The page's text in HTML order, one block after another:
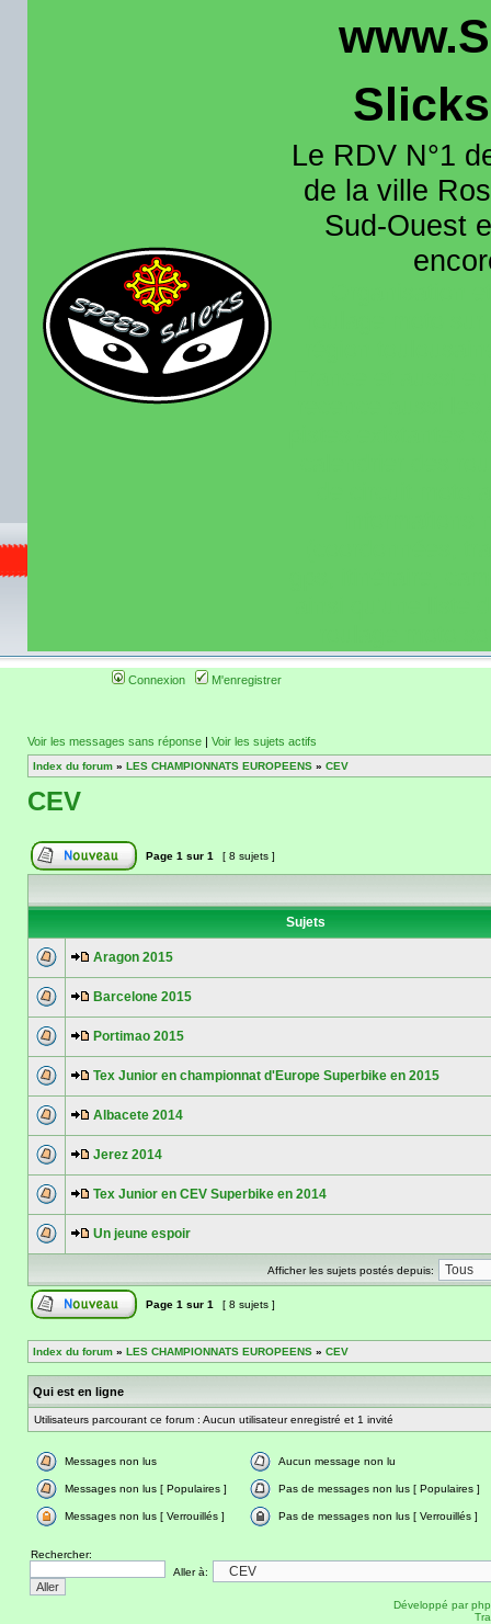
Le RDV N°1
de la ville
Sud-Ouest
Connexion M'enregistrer
Voir les messages sans réponse | Voir les sujets actifs
Index du forum » LES CHAMPIONNATS EUROPEENS » CEV
CEV
Page 1 sur 1 [ 8 sujets ]
Sujets
Aragon 2015
Barcelone 2015
Portimao 2015
Tex Junior en championnat d'Europe Superbike en 2015
Albacete 2014
Jerez 2014
Tex Junior en CEV Superbike en 2014
Un jeune espoir
Afficher les sujets postés depuis:
Page 1 sur 1 [ 8 sujets ]
Index du forum » LES CHAMPIONNATS EUROPEENS » CEV
Qui est en ligne
Utilisateurs parcourant ce forum : Aucun utilisateur enregistré et 1 invité
Messages non lus Aucun message non lu
Messages non lus [ Populaires ] Pas de messages non lus [ Populaires ]
Messages non lus [ Verrouillés ] Pas de messages non lus [ Verrouillés ]
Rechercher:
Aller à:
Développé par